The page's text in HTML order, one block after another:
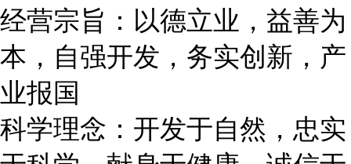
经营宗旨：以德立业，益善为
本，自强开发，务实创新，产
业报国
科学理念：开发于自然，忠实